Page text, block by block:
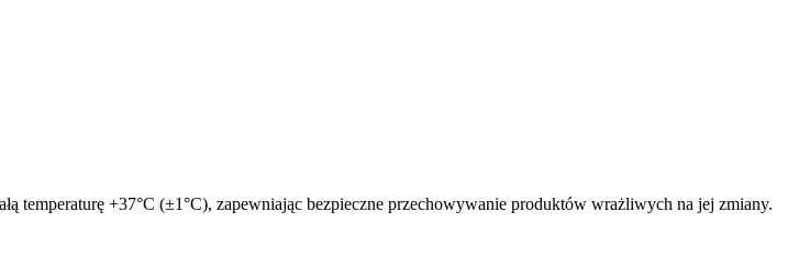
temperaturę +37°C (±1°C), zapewniając bezpieczne przechowywanie produktów wrażliwych na jej zmiany.